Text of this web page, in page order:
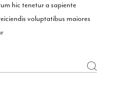
hic tenetur a sapiente
voluptatibus maiores